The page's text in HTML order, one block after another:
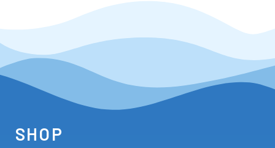
SHOP